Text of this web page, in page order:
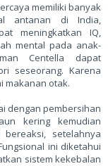
memiliki banyak
antanan di India,
meningkatkan IQ,
mental pada anak-
Centella dapat
seseorang. Karena
makanan otak.
dengan pembersihan
kering kemudian
setelahnya
ini diketahui
sistem kekebalan